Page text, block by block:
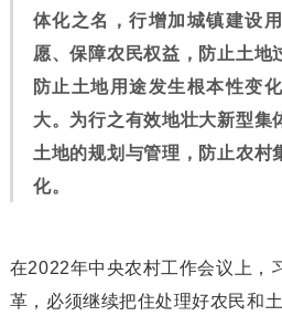
体化之名，行增加城镇建设
愿、保障农民权益，防止土地
防止土地用途发生根本性变
大。为行之有效地壮大新型集
土地的规划与管理，防止农村
化。
在2022年中央农村工作会议上，
革，必须继续把住处理好农民和